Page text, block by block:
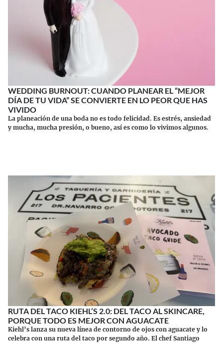
WEDDING BURNOUT: CUANDO PLANEAR EL “MEJOR
DÍA DE TU VIDA” SE CONVIERTE EN LO PEOR QUE HAS
VIVIDO
La planeación de una boda no es todo felicidad. Es estrés, ansiedad
y mucha, mucha presión, o bueno, así es como lo vivimos algunos.
RUTA DEL TACO KIEHL’S 2.0: DEL TACO AL SKINCARE,
PORQUE TODO ES MEJOR CON AGUACATE
Kiehl’s lanza su nueva línea de contorno de ojos con aguacate y lo
celebra con una ruta del taco por segundo año. El chef Santiago